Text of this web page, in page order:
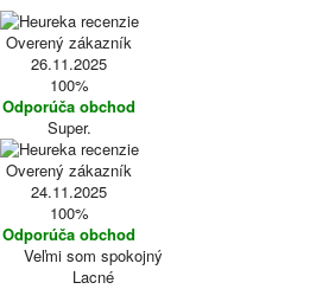
Overený zákazník
26.11.2025
100%
Odporúča obchod
Super.
Overený zákazník
24.11.2025
100%
Odporúča obchod
Veľmi som spokojný
Lacné